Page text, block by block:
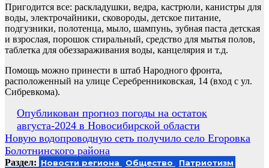
Пригодится все: раскладушки, ведра, кастрюли, канистры для
воды, электрочайники, сковороды, детское питание,
подгузники, полотенца, мыло, шампунь, зубная паста детская
и взрослая, порошок стиральный, средство для мытья полов,
таблетка для обеззараживания воды, канцелярия и т.д.
Помощь можно принести в штаб Народного фронта,
расположенный на улице Серебренниковская, 14 (вход с ул.
Сибревкома).
Навигация
по
записям
Опубликован прогноз погоды на остаток
августа-2024 в Новосибирской области
Новую водопроводную сеть получило село Егоровка
Болотнинского района
Раздел: Новости региона Общество
Патриотизм